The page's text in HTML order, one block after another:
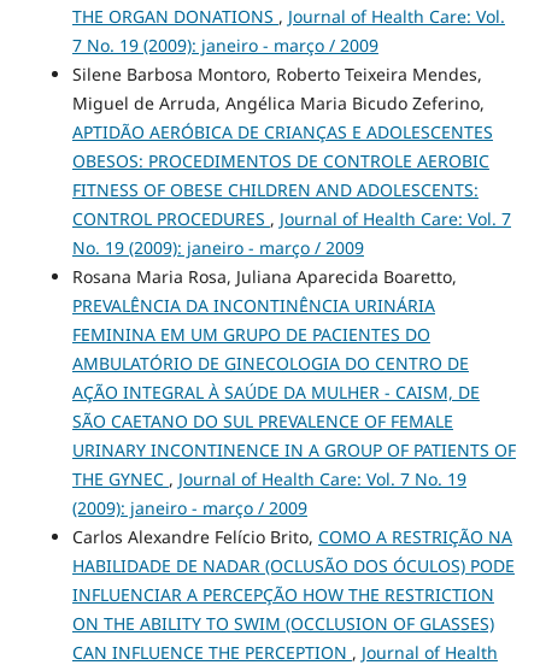
THE ORGAN DONATIONS , Journal of Health Care: Vol.
7 No. 19 (2009): janeiro - março / 2009
Silene Barbosa Montoro, Roberto Teixeira Mendes,
Miguel de Arruda, Angélica Maria Bicudo Zeferino,
APTIDÃO AERÓBICA DE CRIANÇAS E ADOLESCENTES
OBESOS: PROCEDIMENTOS DE CONTROLE AEROBIC
FITNESS OF OBESE CHILDREN AND ADOLESCENTS:
CONTROL PROCEDURES , Journal of Health Care: Vol. 7
No. 19 (2009): janeiro - março / 2009
Rosana Maria Rosa, Juliana Aparecida Boaretto,
PREVALÊNCIA DA INCONTINÊNCIA URINÁRIA
FEMININA EM UM GRUPO DE PACIENTES DO
AMBULATÓRIO DE GINECOLOGIA DO CENTRO DE
AÇÃO INTEGRAL À SAÚDE DA MULHER - CAISM, DE
SÃO CAETANO DO SUL PREVALENCE OF FEMALE
URINARY INCONTINENCE IN A GROUP OF PATIENTS OF
THE GYNEC , Journal of Health Care: Vol. 7 No. 19
(2009): janeiro - março / 2009
Carlos Alexandre Felício Brito, COMO A RESTRIÇÃO NA
HABILIDADE DE NADAR (OCLUSÃO DOS ÓCULOS) PODE
INFLUENCIAR A PERCEPÇÃO HOW THE RESTRICTION
ON THE ABILITY TO SWIM (OCCLUSION OF GLASSES)
CAN INFLUENCE THE PERCEPTION , Journal of Health